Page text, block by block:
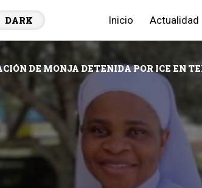
DARK Inicio Actualidad
DE MONJA DETENIDA POR ICE EN